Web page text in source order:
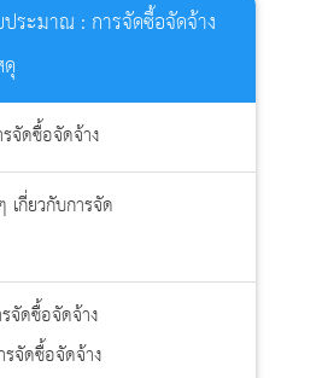
ประมาณ : การจัดซื้อจัดจ้าง
จัดซื้อจัดจ้าง
เกี่ยวกับการจัด
จัดซื้อจัดจ้าง
จัดซื้อจัดจ้าง